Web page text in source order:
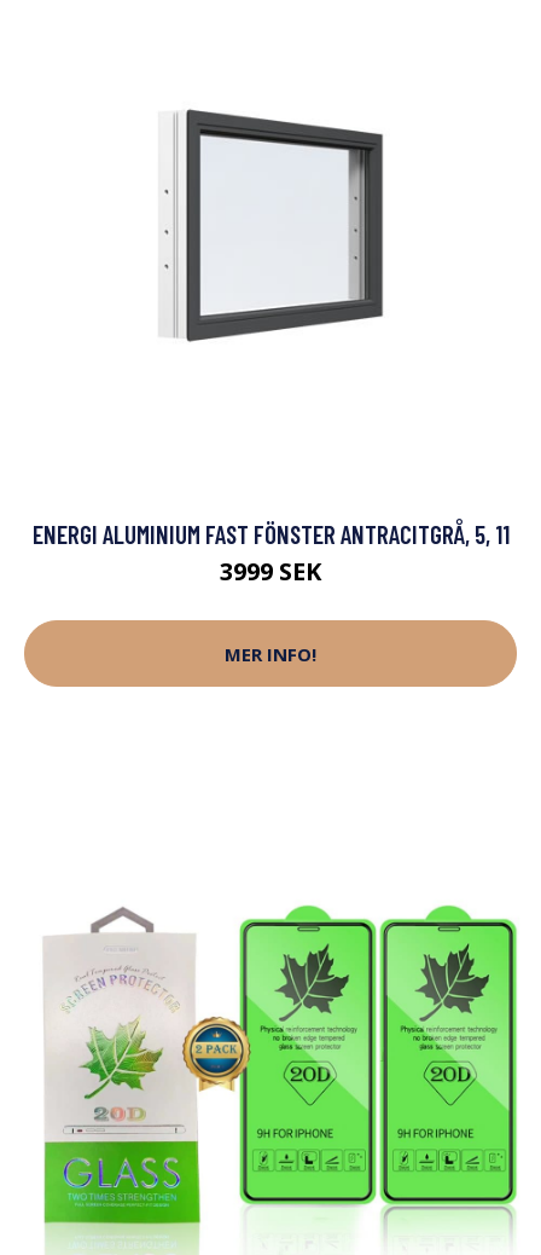
ENERGI ALUMINIUM FAST FÖNSTER ANTRACITGRÅ, 5, 11
3999 SEK
MER INFO!